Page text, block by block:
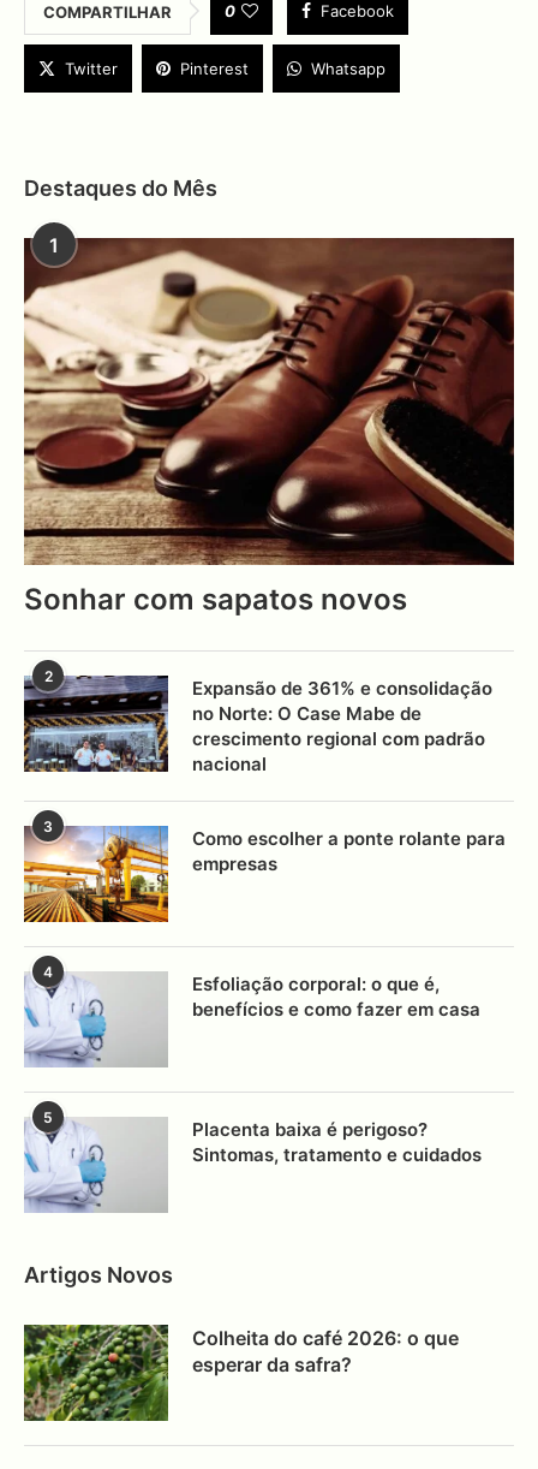
COMPARTILHAR 0 Facebook
Twitter Pinterest Whatsapp
Destaques do Mês
1
Sonhar com sapatos novos
2
Expansão de 361% e consolidação
no Norte: O Case Mabe de
crescimento regional com padrão
nacional
3
Como escolher a ponte rolante para
empresas
4
Esfoliação corporal: o que é,
benefícios e como fazer em casa
5
Placenta baixa é perigoso?
Sintomas, tratamento e cuidados
Artigos Novos
Colheita do café 2026: o que
esperar da safra?